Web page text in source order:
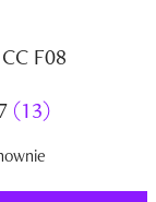
F08
(13)